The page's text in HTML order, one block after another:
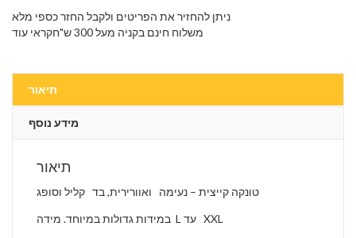
ניתן להחזיר את הפריטים ולקבל החזר כספי מלא
משלוח חינם בקניה מעל 300 ש"חקראי עוד
תיאור
מידע נוסף
תיאור
טונקה קייצית – נעימה ואוורירית, בד קליל וסופג
במידות גדולות במיוחד. מידה L עד XXL